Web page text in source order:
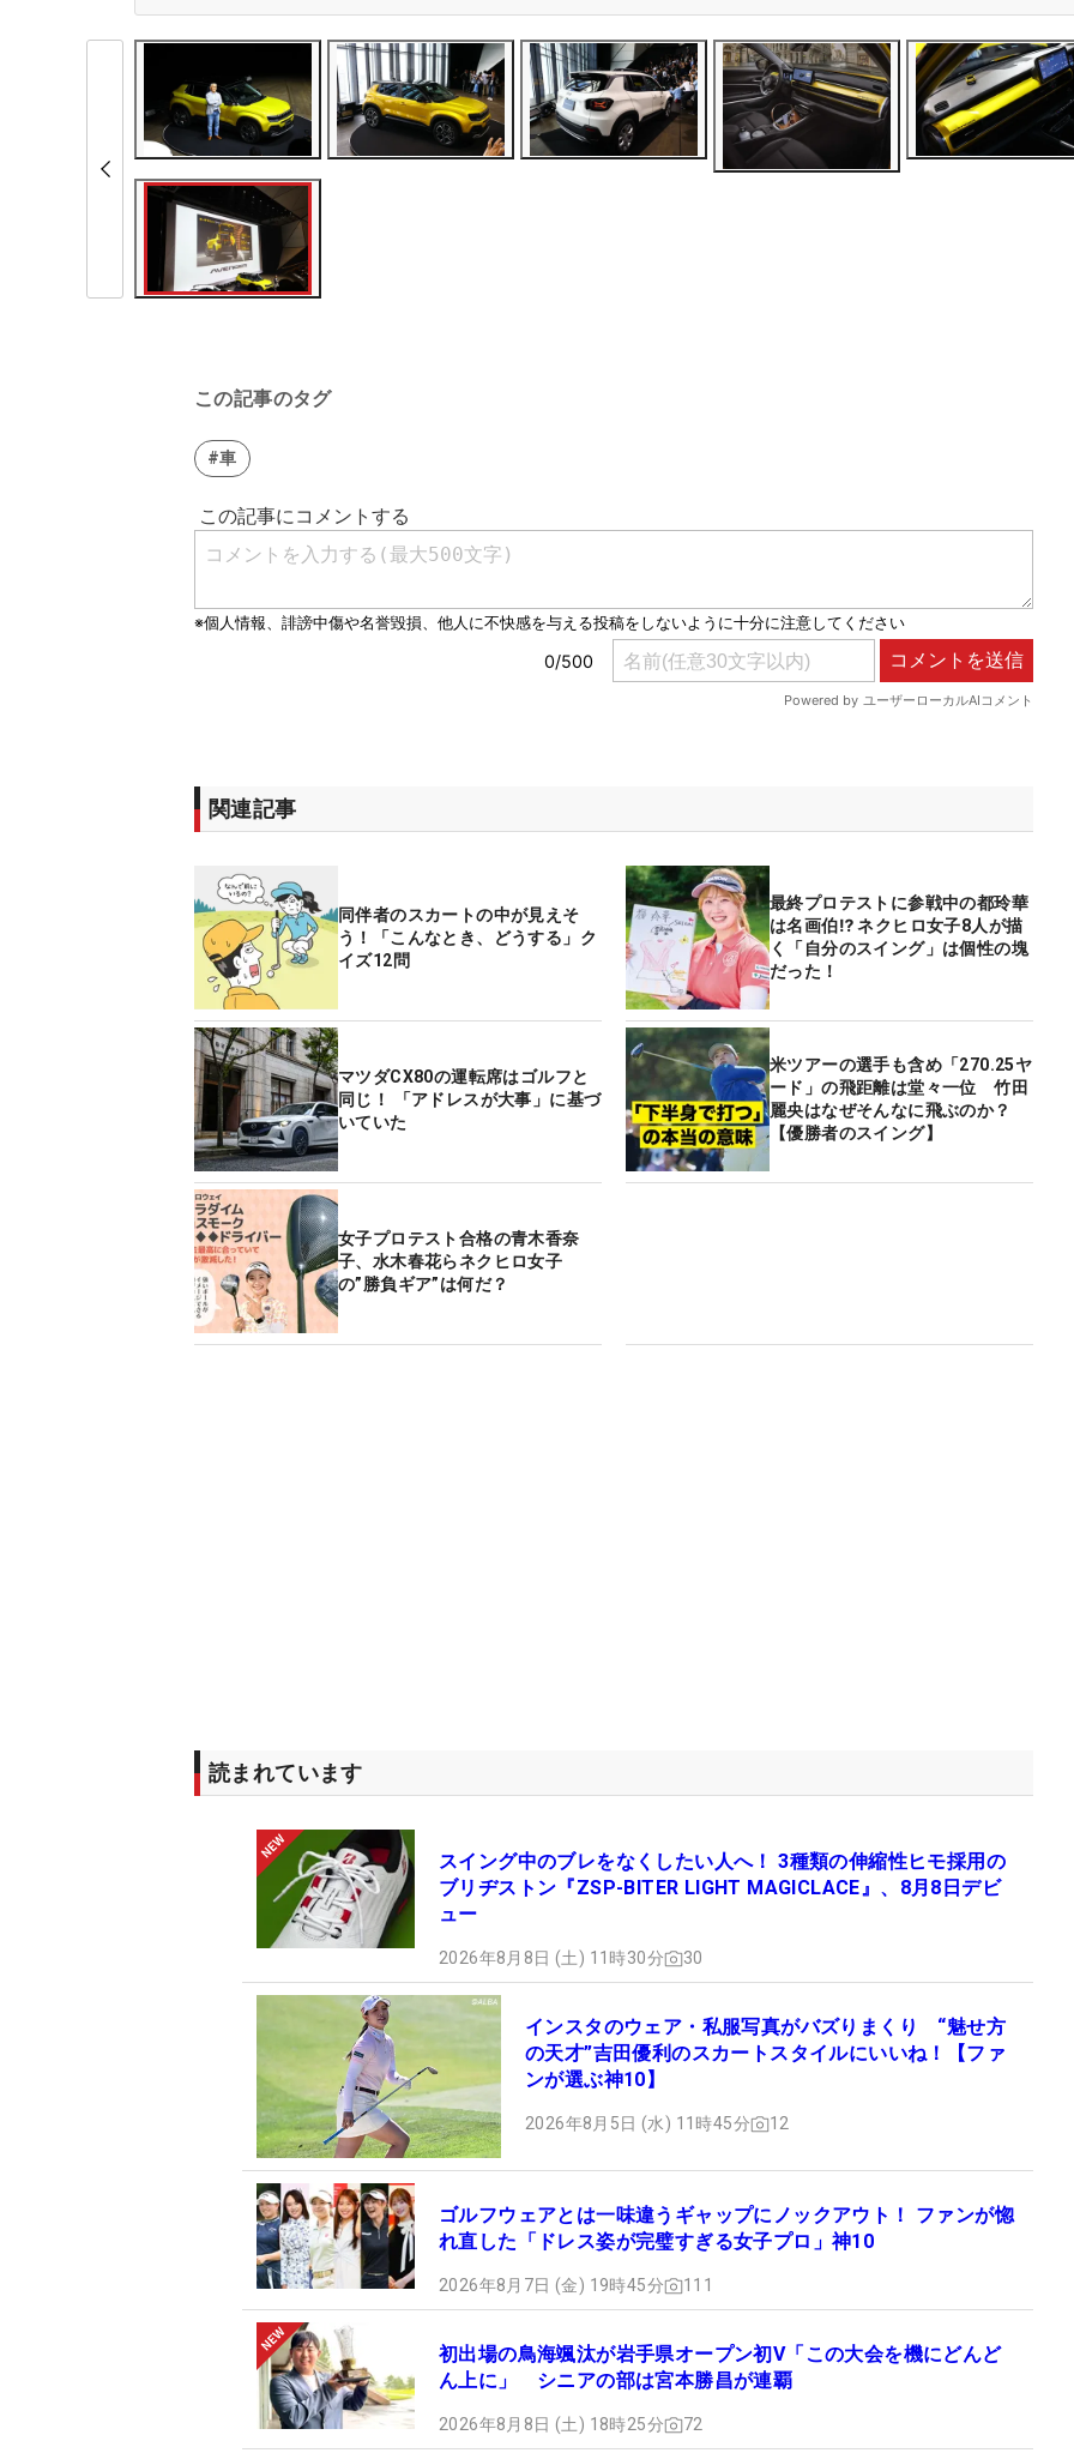
この記事のタグ
#車
関連記事
同伴者のスカートの中が見えそ
う！「こんなとき、どうする」ク
イズ12問
最終プロテストに参戦中の都玲華
は名画伯⁉ ネクヒロ女子8人が描
く「自分のスイング」は個性の塊
だった！
マツダCX80の運転席はゴルフと
同じ！ 「アドレスが大事」に基づ
いていた
米ツアーの選手も含め「270.25ヤ
ード」の飛距離は堂々一位 竹田
麗央はなぜそんなに飛ぶのか？
【優勝者のスイング】
女子プロテスト合格の青木香奈
子、水木春花らネクヒロ女子
の”勝負ギア”は何だ？
読まれています
スイング中のブレをなくしたい人へ！ 3種類の伸縮性ヒモ採用の
ブリヂストン『ZSP-BITER LIGHT MAGICLACE』、8月8日デビ
ュー
2026年8月8日 (土) 11時30分 30
インスタのウェア・私服写真がバズりまくり “魅せ方
の天才”吉田優利のスカートスタイルにいいね！【ファ
ンが選ぶ神10】
2026年8月5日 (水) 11時45分 12
ゴルフウェアとは一味違うギャップにノックアウト！ ファンが惚
れ直した「ドレス姿が完璧すぎる女子プロ」神10
2026年8月7日 (金) 19時45分 111
初出場の鳥海颯汰が岩手県オープン初V「この大会を機にどんど
ん上に」 シニアの部は宮本勝昌が連覇
2026年8月8日 (土) 18時25分 72